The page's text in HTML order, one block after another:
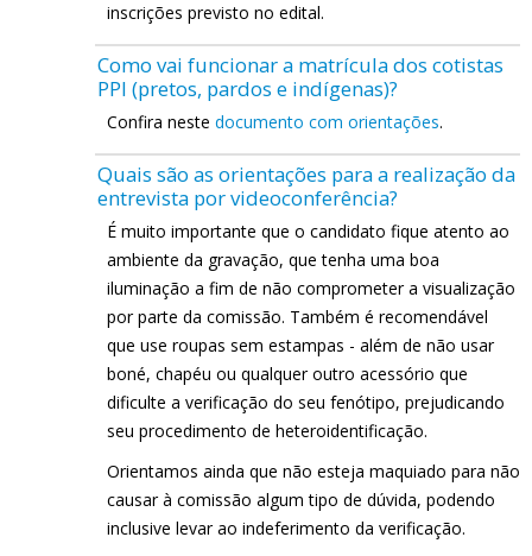
inscrições previsto no edital.
Como vai funcionar a matrícula dos cotistas
PPI (pretos, pardos e indígenas)?
Confira neste documento com orientações.
Quais são as orientações para a realização da
entrevista por videoconferência?
É muito importante que o candidato fique atento ao
ambiente da gravação, que tenha uma boa
iluminação a fim de não comprometer a visualização
por parte da comissão. Também é recomendável
que use roupas sem estampas - além de não usar
boné, chapéu ou qualquer outro acessório que
dificulte a verificação do seu fenótipo, prejudicando
seu procedimento de heteroidentificação.
Orientamos ainda que não esteja maquiado para não
causar à comissão algum tipo de dúvida, podendo
inclusive levar ao indeferimento da verificação.